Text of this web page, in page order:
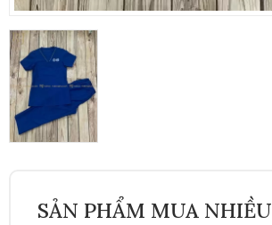
SẢN PHẨM MUA NHIỀU